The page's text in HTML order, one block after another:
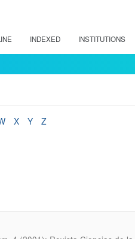
INDEXED INSTITUTIONS
X Y Z